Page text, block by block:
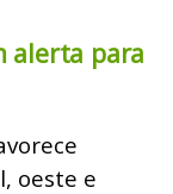
alerta para
oeste e